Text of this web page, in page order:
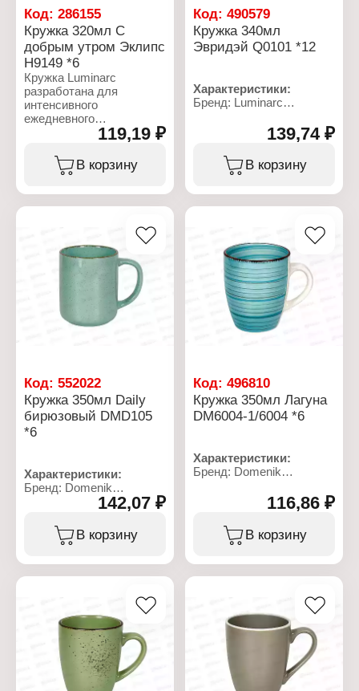
Код: 286155
Кружка 320мл С
добрым утром Эклипс
H9149 *6
Кружка Luminarc
разработана для
интенсивного
ежедневного
использования. Не
впитывает запахи и
абсолютно неприхотлива
в уходе, так как легко
царапинам и мелким
механическим
повреждениям.
Характеристики:
Бренд: Luminarc
Коллекция: "New Morning
мыть в посудомоечной
машине
Материал: стекло
Цвет: дымчатый
Объем: 320 мл
119,19 ₽
В корзину
Код:490579
Кружка 340мл
Эвридэй Q0101 *12
Характеристики:
Бренд: Luminarc
Коллекция: "Every Day"
Тип товара: Кружка
Объем: 340 мл
Высота: 86 мм
Материал: ударопрочное
Использование в ПММ:
Использование в СВЧ:
139,74 ₽
В корзину
Код: 552022
Кружка 350мл Daily
бирюзовый DMD105
*6
Характеристики:
Бренд: Domenik
Артикул: DMD105
Тип товара: Кружка
Высота: 13 см
Материал: керамика
142,07 ₽
В корзину
Код:496810
Кружка 350мл Лагуна
DM6004-1/6004 *6
Характеристики:
Бренд: Domenik
Коллекция: "Laguna"
Тип товара: Кружка
Высота: 10,3 см
Материал: керамика
116,86 ₽
В корзину